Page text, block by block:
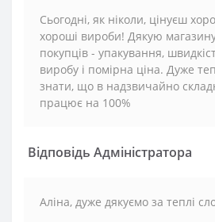
Сьогодні, як ніколи, цінуєш
хороші вироби! Дякую
покупців - упакування,
виробу і помірна ціна. Дуже
знати, що в надзвичайно
працює на 100%
Відповідь Адміністратора
Аліна, дуже дякуємо за теплі